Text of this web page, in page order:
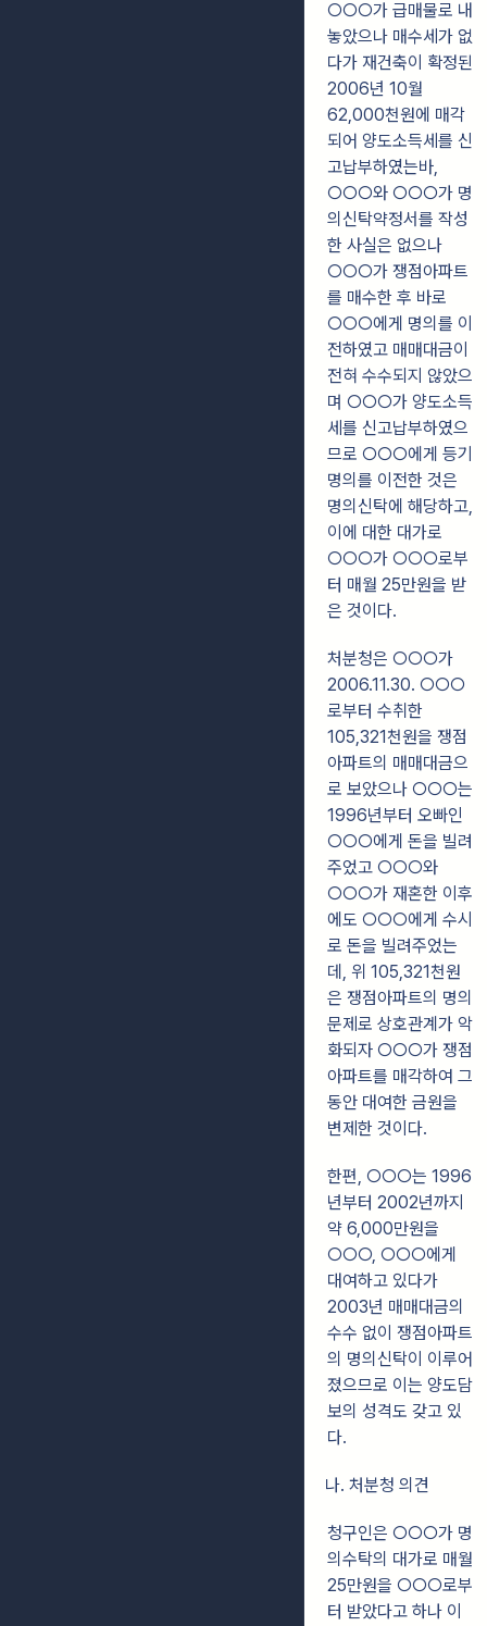
○○○가 급매물로 내
놓았으나 매수세가 없
다가 재건축이 확정된
2006년 10월
62,000천원에 매각
되어 양도소득세를 신
고납부하였는바,
○○○와 ○○○가 명
의신탁약정서를 작성
한 사실은 없으나
○○○가 쟁점아파트
를 매수한 후 바로
○○○에게 명의를 이
전하였고 매매대금이
전혀 수수되지 않았으
며 ○○○가 양도소득
세를 신고납부하였으
므로 ○○○에게 등기
명의를 이전한 것은
명의신탁에 해당하고,
이에 대한 대가로
○○○가 ○○○로부
터 매월 25만원을 받
은 것이다.
처분청은 ○○○가
2006.11.30. ○○○
로부터 수취한
105,321천원을 쟁점
아파트의 매매대금으
로 보았으나 ○○○는
1996년부터 오빠인
○○○에게 돈을 빌려
주었고 ○○○와
○○○가 재혼한 이후
에도 ○○○에게 수시
로 돈을 빌려주었는
데, 위 105,321천원
은 쟁점아파트의 명의
문제로 상호관계가 악
화되자 ○○○가 쟁점
아파트를 매각하여 그
동안 대여한 금원을
변제한 것이다.
한편, ○○○는 1996
년부터 2002년까지
약 6,000만원을
○○○, ○○○에게
대여하고 있다가
2003년 매매대금의
수수 없이 쟁점아파트
의 명의신탁이 이루어
졌으므로 이는 양도담
보의 성격도 갖고 있
다.
나. 처분청 의견
청구인은 ○○○가 명
의수탁의 대가로 매월
25만원을 ○○○로부
터 받았다고 하나 이